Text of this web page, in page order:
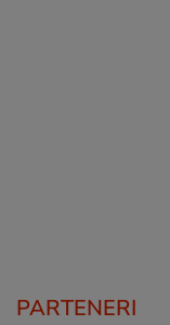
PARTENERI